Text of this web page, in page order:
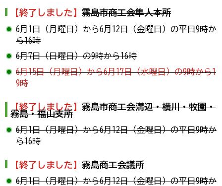
【終了しました】 霧島市商工会隼人本所
6月1日（月曜日）から6月12日（金曜日）の平日9時か
ら16時
6月7日（日曜日）の9時から16時
6月15日（月曜日）から6月17日（水曜日）の9時から1
9時
【終了しました】 霧島市商工会溝辺・横川・牧園・
霧島・福山支所
6月1日（月曜日）から6月12日（金曜日）の平日9時か
ら16時
【終了しました】 霧島商工会議所
6月1日（月曜日）から6月12日（金曜日）の平日9時か